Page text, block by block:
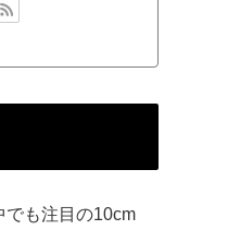
でも注目の10cm